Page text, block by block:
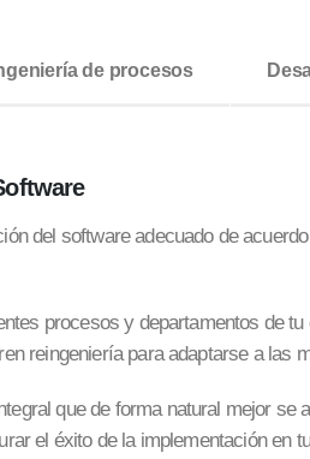
de procesos
del software adecuado de
procesos y departamentos de
reingeniería para adaptarse a las
que de forma natural mejor se
el éxito de la implementación en